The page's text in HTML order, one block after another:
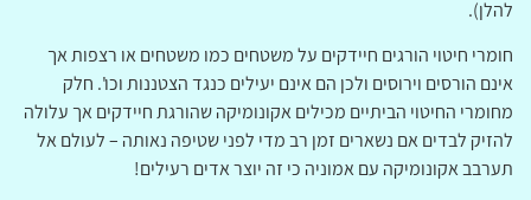
להלן).
חומרי חיטוי הורגים חיידקים על משטחים כמו משטחים או רצפות אך
אינם הורסים וירוסים ולכן הם אינם יעילים כנגד הצטננות וכו'. חלק
מחומרי החיטוי הביתיים מכילים אקונומיקה שהורגת חיידקים אך עלולה
להזיק לבדים אם נשארים זמן רב מדי לפני שטיפה נאותה – לעולם אל
תערבב אקונומיקה עם אמוניה כי זה יוצר אדים רעילים!